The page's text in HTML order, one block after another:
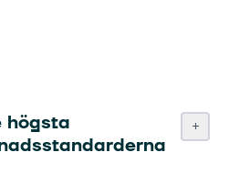
högsta
+